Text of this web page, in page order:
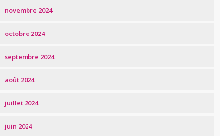
novembre 2024
octobre 2024
septembre 2024
août 2024
juillet 2024
juin 2024